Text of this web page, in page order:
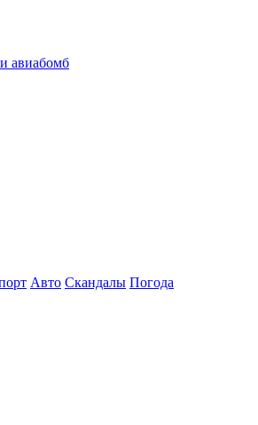
авиабомб
Авто Скандалы Погода